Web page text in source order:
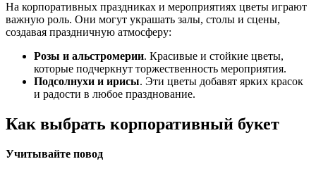
На корпоративных праздниках и мероприятиях цветы играют
важную роль. Они могут украшать залы, столы и сцены,
создавая праздничную атмосферу:
Розы и альстромерии. Красивые и стойкие цветы,
которые подчеркнут торжественность мероприятия.
Подсолнухи и ирисы. Эти цветы добавят ярких красок
и радости в любое празднование.
Как выбрать корпоративный букет
Учитывайте повод